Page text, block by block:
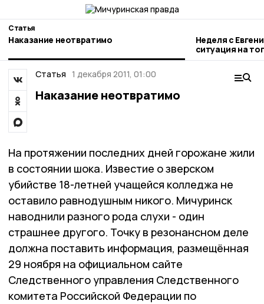
Статья
Наказание неотвратимо
Неделя с
ситуация на
городе и
Статья 1 декабря 2011, 01:00
Наказание неотвратимо
На протяжении последних дней горожане жили
в состоянии шока. Известие о зверском
убийстве 18-летней учащейся колледжа не
оставило равнодушным никого. Мичуринск
наводнили разного рода слухи - один
страшнее другого. Точку в резонансном деле
должна поставить информация, размещённая
29 ноября на официальном сайте
Следственного управления Следственного
комитета Российской Федерации по